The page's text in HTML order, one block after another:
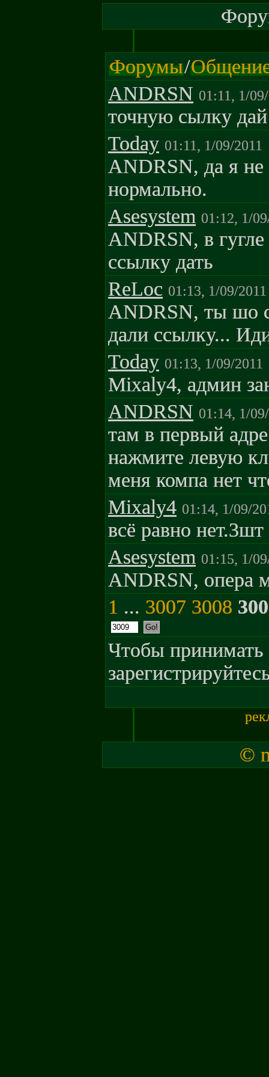
Форумы/
ANDRSN 01:11, 1/
точную сылку
Today 01:11, 1/09/2011
ANDRSN, да я не
нормально.
Asesystem 01:12, 1/
ANDRSN, в
ссылку дать
ReLoc 01:13, 1/09/2011
ANDRSN, ты шо
дали ссылку...
Today 01:13, 1/09/2011
Mixaly4, админ
ANDRSN 01:14, 1/
там в первый
нажмите левую
меня компа нет
Mixaly4 01:14, 1/09/
всё равно нет.3шт
Asesystem 01:15, 1/
ANDRSN, опера
1 ... 3007 3008
Чтобы принимать
©